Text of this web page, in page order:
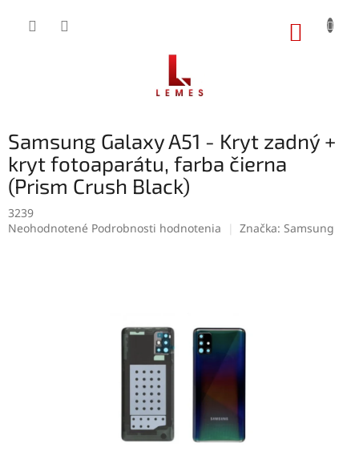
Samsung Galaxy A51 - Kryt zadný +
kryt fotoaparátu, farba čierna
(Prism Crush Black)
3239
Priemerné
Neohodnotené Podrobnosti hodnotenia Značka: Samsung